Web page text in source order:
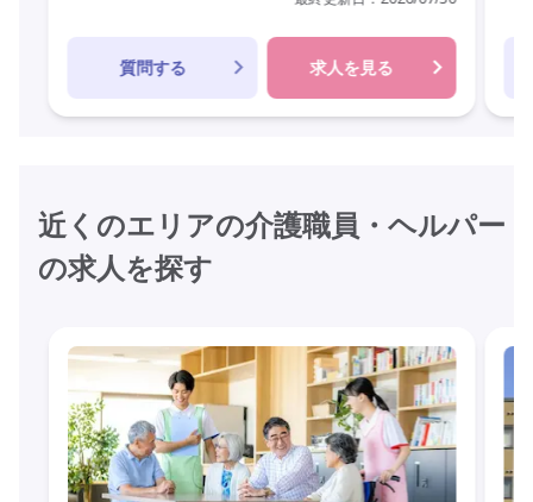
質問する 求人を見る
近くのエリアの介護職員・ヘルパー
の求人を探す